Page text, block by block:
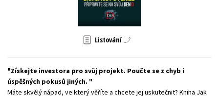
Zahraniční literatura
Všechny tituly
Listování
Získejte investora pro svůj projekt. Poučte se z chyb i
úspěšných pokusů jiných.
Máte skvělý nápad, ve který věříte a chcete jej uskutečnit? Kniha Jak